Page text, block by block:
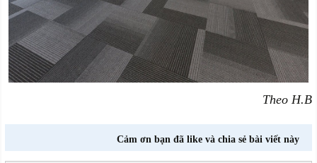
Theo H.B
Cảm ơn bạn đã like và chia sẻ bài viết này